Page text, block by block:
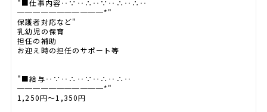
"■仕事内容‥∵‥∴‥∵‥∴‥∴‥
───────────*"
保護者対応など"
乳幼児の保育
担任の補助
お迎え時の担任のサポート等
"■給与‥∵‥∴‥∵‥∴‥∴‥
───────────*"
1,250円～1,350円